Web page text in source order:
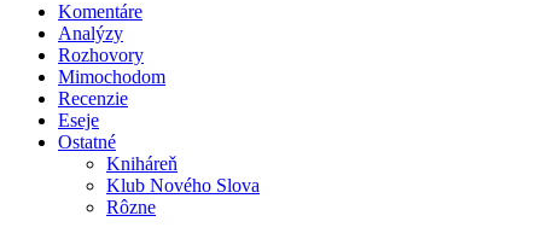
Komentáre
Analýzy
Rozhovory
Mimochodom
Recenzie
Eseje
Ostatné
Kniháreň
Klub Nového Slova
Rôzne